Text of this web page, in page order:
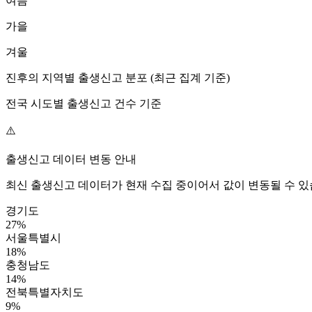
가을
겨울
진후의 지역별 출생신고 분포 (최근 집계 기준)
전국 시도별 출생신고 건수 기준
⚠️
출생신고 데이터 변동 안내
최신 출생신고 데이터가 현재 수집 중이어서 값이 변동될 수 있
경기도
27%
서울특별시
18%
충청남도
14%
전북특별자치도
9%